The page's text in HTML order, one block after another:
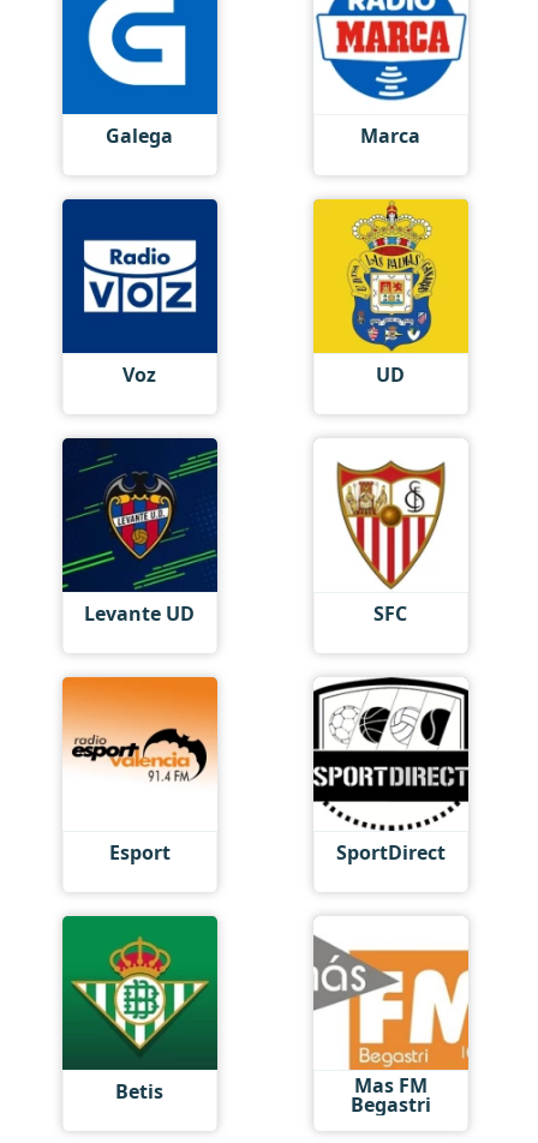
Galega Marca
Voz UD
Levante UD SFC
Esport SportDirect
Betis Mas FM
Begastri